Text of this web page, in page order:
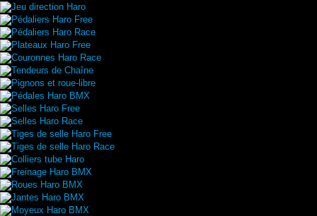
Jeu direction Haro
Pédaliers Haro Free
Pédaliers Haro Race
Plateaux Haro Free
Couronnes Haro Race
Tendeurs de Chaîne
Pignons et roue-libre
Pédales Haro BMX
Selles Haro Free
Selles Haro Race
Tiges de selle Haro Free
Tiges de selle Haro Race
Colliers tube Haro
Freinage Haro BMX
Roues Haro BMX
Jantes Haro BMX
Moyeux Haro BMX